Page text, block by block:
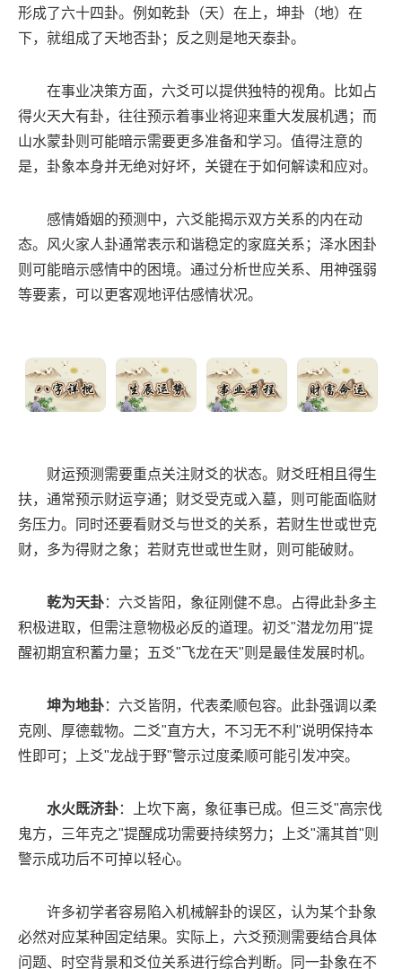
形成了六十四卦。例如乾卦（天）在上，坤卦（地）在
下，就组成了天地否卦；反之则是地天泰卦。
在事业决策方面，六爻可以提供独特的视角。比如占
得火天大有卦，往往预示着事业将迎来重大发展机遇；而
山水蒙卦则可能暗示需要更多准备和学习。值得注意的
是，卦象本身并无绝对好坏，关键在于如何解读和应对。
感情婚姻的预测中，六爻能揭示双方关系的内在动
态。风火家人卦通常表示和谐稳定的家庭关系；泽水困卦
则可能暗示感情中的困境。通过分析世应关系、用神强弱
等要素，可以更客观地评估感情状况。
财运预测需要重点关注财爻的状态。财爻旺相且得生
扶，通常预示财运亨通；财爻受克或入墓，则可能面临财
务压力。同时还要看财爻与世爻的关系，若财生世或世克
财，多为得财之象；若财克世或世生财，则可能破财。
乾为天卦：六爻皆阳，象征刚健不息。占得此卦多主
积极进取，但需注意物极必反的道理。初爻"潜龙勿用"提
醒初期宜积蓄力量；五爻"飞龙在天"则是最佳发展时机。
坤为地卦：六爻皆阴，代表柔顺包容。此卦强调以柔
克刚、厚德载物。二爻"直方大，不习无不利"说明保持本
性即可；上爻"龙战于野"警示过度柔顺可能引发冲突。
水火既济卦：上坎下离，象征事已成。但三爻"高宗伐
鬼方，三年克之"提醒成功需要持续努力；上爻"濡其首"则
警示成功后不可掉以轻心。
许多初学者容易陷入机械解卦的误区，认为某个卦象
必然对应某种固定结果。实际上，六爻预测需要结合具体
问题、时空背景和爻位关系进行综合判断。同一卦象在不